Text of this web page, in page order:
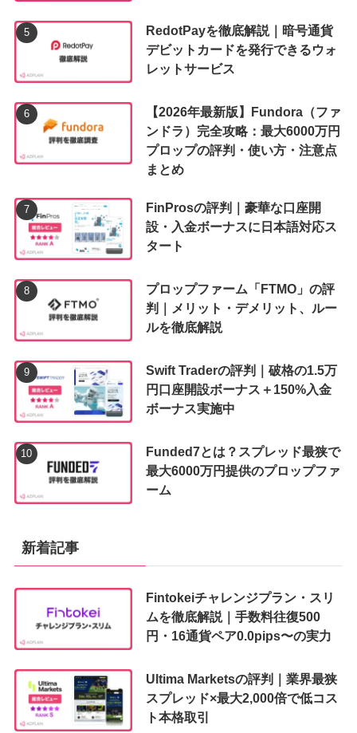
RedotPayを徹底解説｜暗号通貨
デビットカードを発行できるウォ
レットサービス
【2026年最新版】Fundora（ファ
ンドラ）完全攻略：最大6000万円
プロップの評判・使い方・注意点
まとめ
FinProsの評判｜豪華な口座開
設・入金ボーナスに日本語対応ス
タート
プロップファーム「FTMO」の評
判｜メリット・デメリット、ルー
ルを徹底解説
Swift Traderの評判｜破格の1.5万
円口座開設ボーナス＋150%入金
ボーナス実施中
Funded7とは？スプレッド最狭で
最大6000万円提供のプロップファ
ーム
新着記事
Fintokeiチャレンジプラン・スリ
ムを徹底解説｜手数料往復500
円・16通貨ペア0.0pips〜の実力
Ultima Marketsの評判｜業界最狭
スプレッド×最大2,000倍で低コス
ト本格取引